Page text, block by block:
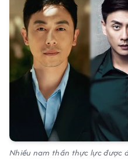
Nhiều nam thần thực lực được